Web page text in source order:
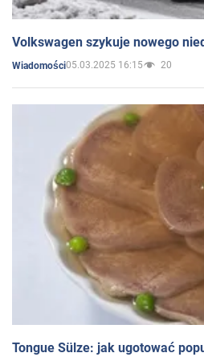
Volkswagen szykuje nowego
Wiadomości05.03.2025 16:15 20
Tongue Sülze: jak ugotować